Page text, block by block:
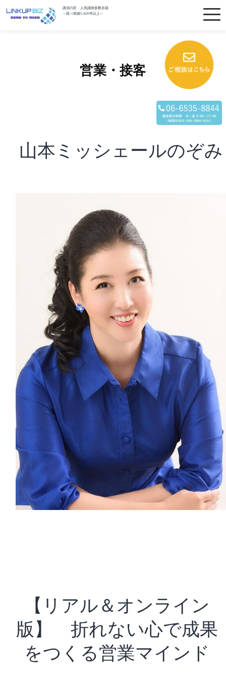
講演の匠 人気講師多数在籍
～延べ実績5,000件以上～
営業・接客
山本ミッシェールのぞみ
【リアル＆オンライン
版】 折れない心で成果
をつくる営業マインド